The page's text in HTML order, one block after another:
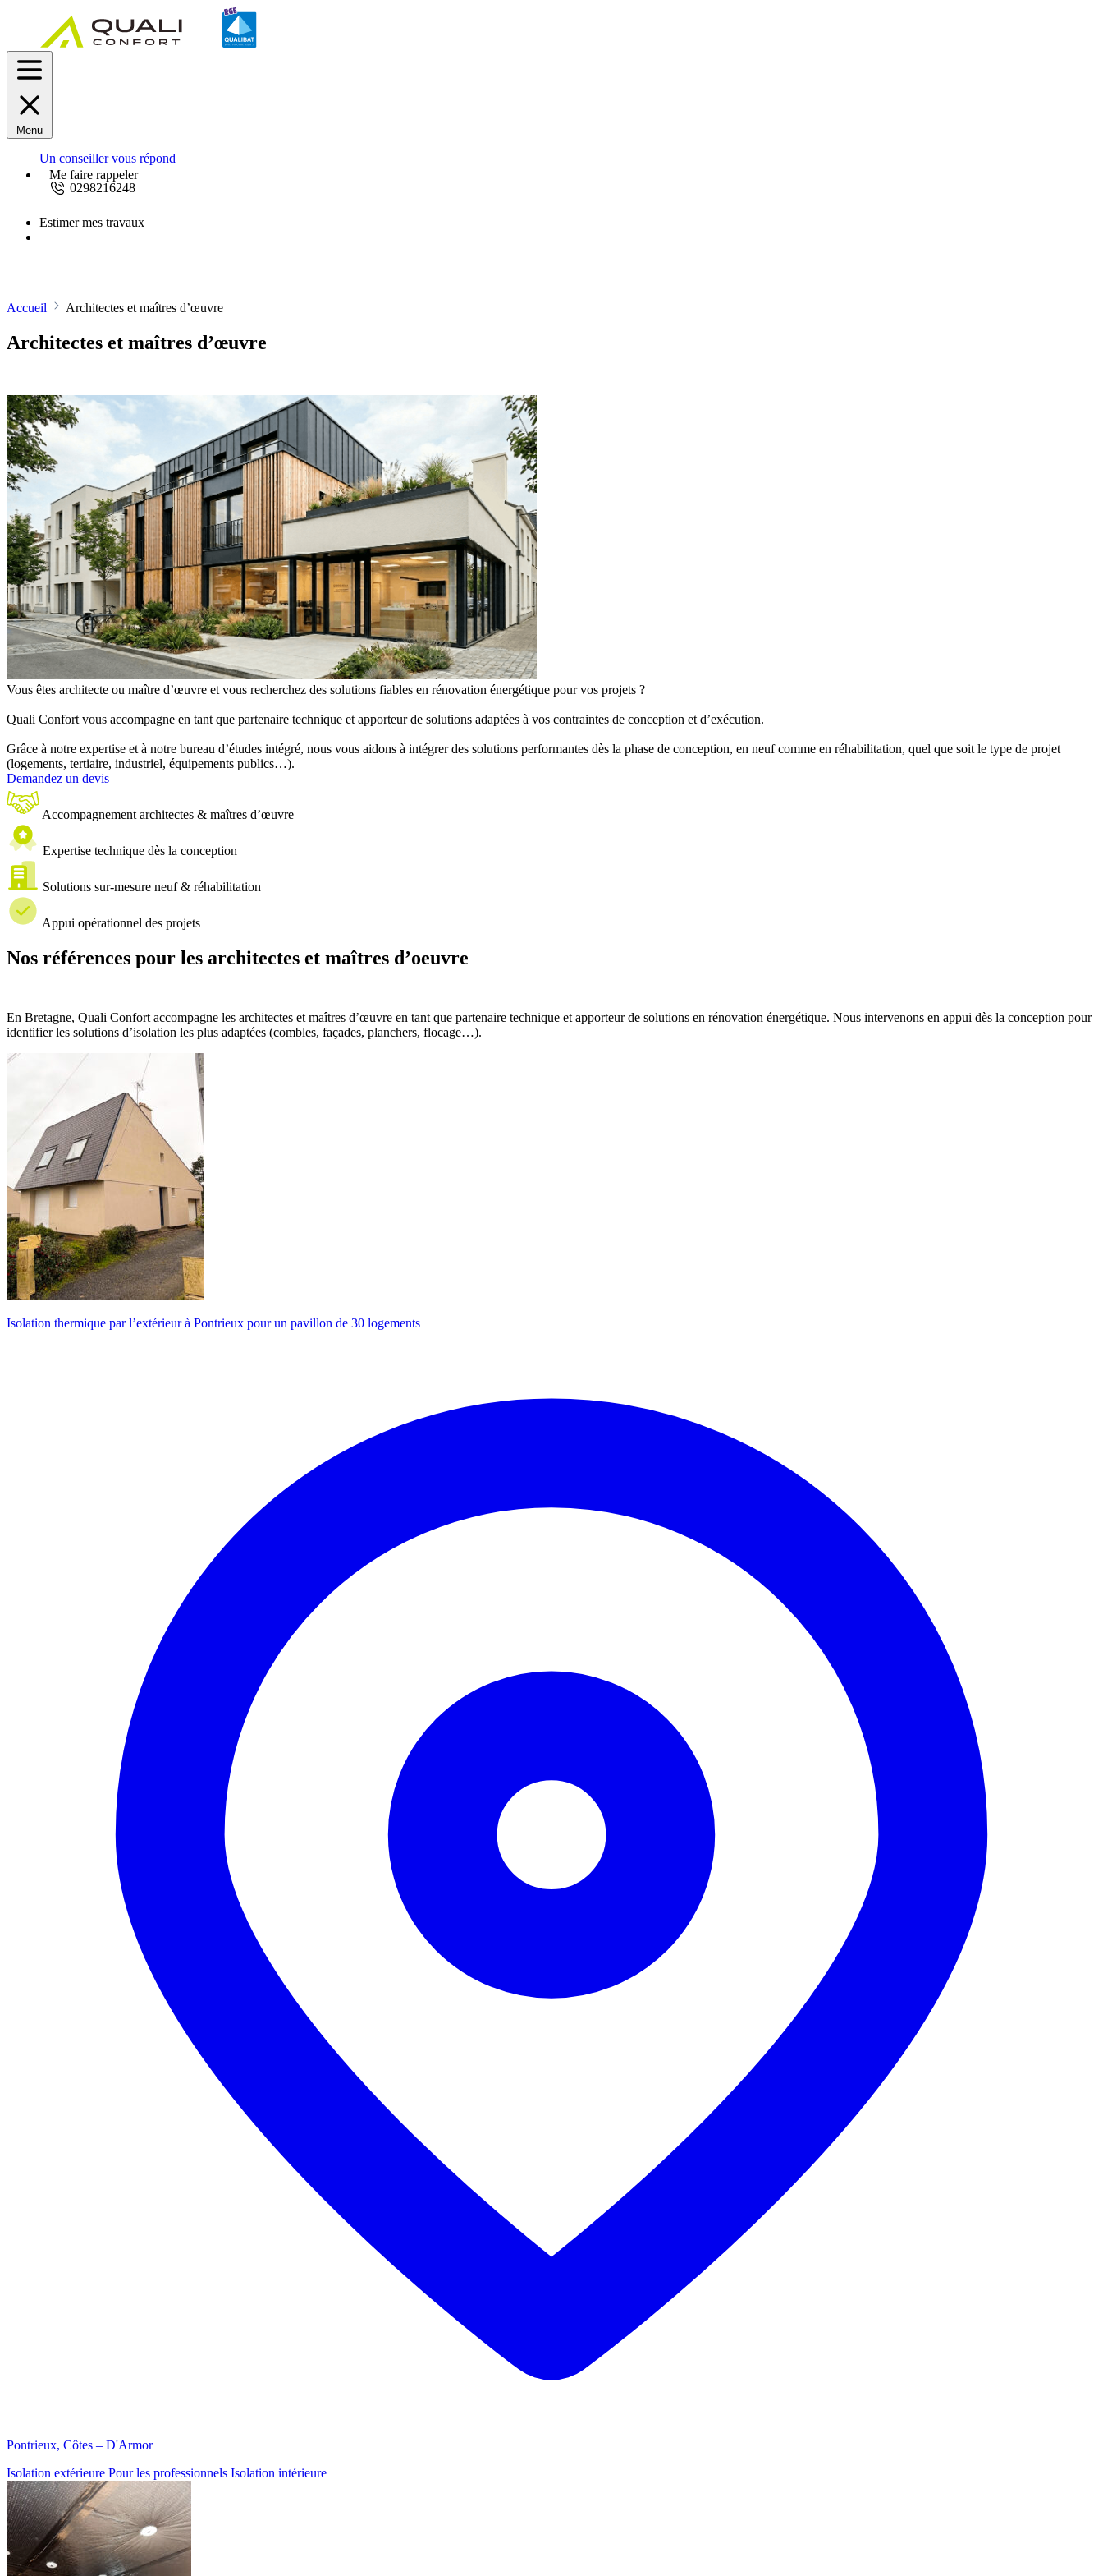
Menu
Un conseiller vous répond
Me faire rappeler
0298216248
Estimer mes travaux
Accueil Architectes et maîtres d’œuvre
Architectes et maîtres d’œuvre
Vous êtes architecte ou maître d’œuvre et vous recherchez des solutions fiables en rénovation énergétique pour vos projets ?
Quali Confort vous accompagne en tant que partenaire technique et apporteur de solutions adaptées à vos contraintes de conception et d’exécution.
Grâce à notre expertise et à notre bureau d’études intégré, nous vous aidons à intégrer des solutions performantes dès la phase de conception, en neuf comme en réhabilitation, quel que soit le type de projet
(logements, tertiaire, industriel, équipements publics…).
Demandez un devis
Accompagnement architectes & maîtres d’œuvre
Expertise technique dès la conception
Solutions sur-mesure neuf & réhabilitation
Appui opérationnel des projets
Nos références pour les architectes et maîtres d’oeuvre
En Bretagne, Quali Confort accompagne les architectes et maîtres d’œuvre en tant que partenaire technique et apporteur de solutions en rénovation énergétique. Nous intervenons en appui dès la conception pour
identifier les solutions d’isolation les plus adaptées (combles, façades, planchers, flocage…).
Isolation thermique par l’extérieur à Pontrieux pour un pavillon de 30 logements
Pontrieux, Côtes – D'Armor
Isolation extérieure Pour les professionnels Isolation intérieure